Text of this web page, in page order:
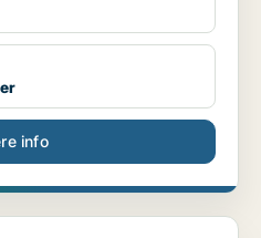
info
erhvervskunder